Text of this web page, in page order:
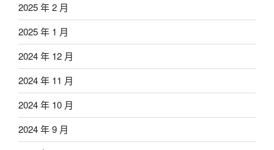
2025 年 2 月
2025 年 1 月
2024 年 12 月
2024 年 11 月
2024 年 10 月
2024 年 9 月